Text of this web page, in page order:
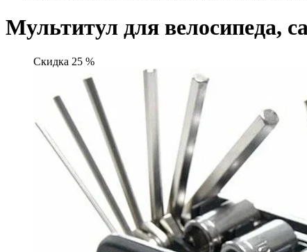
Мультитул для велосипеда,
Скидка 25 %